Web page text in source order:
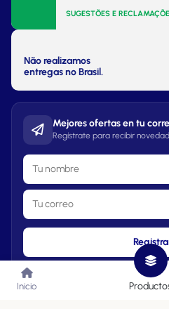
SUGESTÕES E
Não realizamos
entregas no Brasil.
Mejores ofertas en tu
Regístrate para recibir
Inicio